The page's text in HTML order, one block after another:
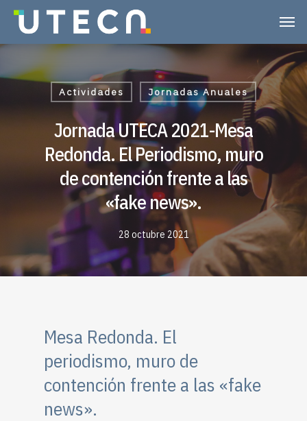
Actividades Jornadas Anuales
Jornada UTECA 2021-Mesa
Redonda. El Periodismo, muro
de contención frente a las
«fake news».
28 octubre 2021
Mesa Redonda. El
periodismo, muro de
contención frente a las «fake
news».